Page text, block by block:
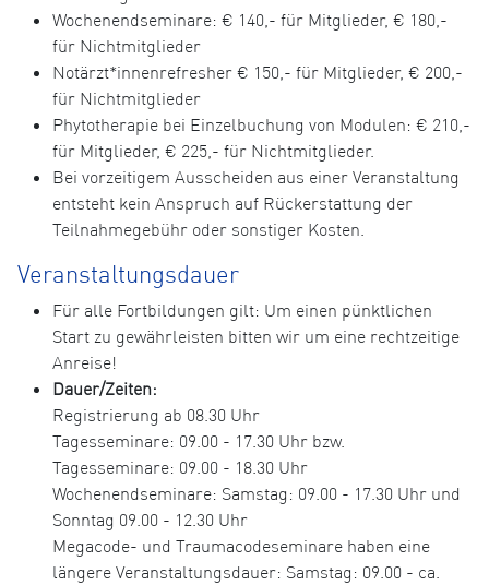
Wochenendseminare: € 140,- für Mitglieder, € 180,-
für Nichtmitglieder
Notärzt*innenrefresher € 150,- für Mitglieder, € 200,-
für Nichtmitglieder
Phytotherapie bei Einzelbuchung von Modulen: € 210,-
für Mitglieder, € 225,- für Nichtmitglieder.
Bei vorzeitigem Ausscheiden aus einer Veranstaltung
entsteht kein Anspruch auf Rückerstattung der
Teilnahmegebühr oder sonstiger Kosten.
Veranstaltungsdauer
Für alle Fortbildungen gilt: Um einen pünktlichen
Start zu gewährleisten bitten wir um eine rechtzeitige
Anreise!
Dauer/Zeiten:
Registrierung ab 08.30 Uhr
Tagesseminare: 09.00 - 17.30 Uhr bzw.
Tagesseminare: 09.00 - 18.30 Uhr
Wochenendseminare: Samstag: 09.00 - 17.30 Uhr und
Sonntag 09.00 - 12.30 Uhr
Megacode- und Traumacodeseminare haben eine
längere Veranstaltungsdauer: Samstag: 09.00 - ca.